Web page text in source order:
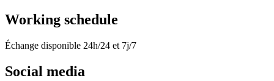
Working schedule
Échange disponible 24h/24 et 7j/7
Social media